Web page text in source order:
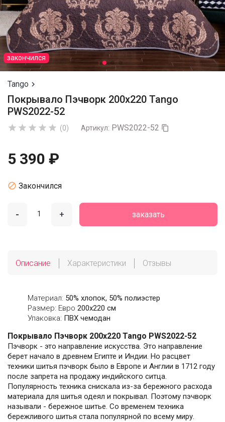
закончился
Tango 
Покрывало Пэчворк 200х220 Tango
PWS2022-52
     (0) Артикул: PWS2022-52 
5 390 ₽
 Закончился
- + заказать
Описание Характеристики Отзывы
Материал: 50% хлопок, 50% полиэстер
Размер: Евро 200х220 см
Упаковка: ПВХ чемодан
Покрывало Пэчворк 200х220 Tango PWS2022-52
Пэчворк - это направление искусства. Это направление
берет начало в древнем Египте и Индии. Но расцвет
техники шитья пэчворк было в Европе и Англии в 1712 году
после запрета на продажу индийского ситца.
Популярность техника снискала из-за бережного расхода
материала для шитья одеял и покрывал. Поэтому пэчворк
называли - бережное шитье. Со временем техника
бережливого шитья стала популярной по всему миру.